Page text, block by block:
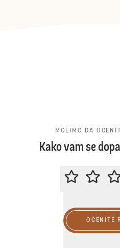
MOLIMO DA
Kako vam se
OCENITE